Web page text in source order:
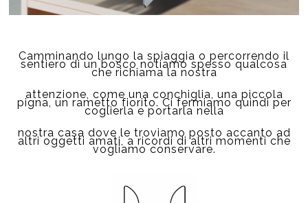
Camminando lungo la spiaggia o percorrendo il
sentiero di un bosco notiamo spesso qualcosa
che richiama la nostra
attenzione, come una conchiglia, una piccola
pigna, un rametto fiorito. Ci fermiamo quindi per
coglierla e portarla nella
nostra casa dove le troviamo posto accanto ad
altri oggetti amati, a ricordi di altri momenti che
vogliamo conservare.